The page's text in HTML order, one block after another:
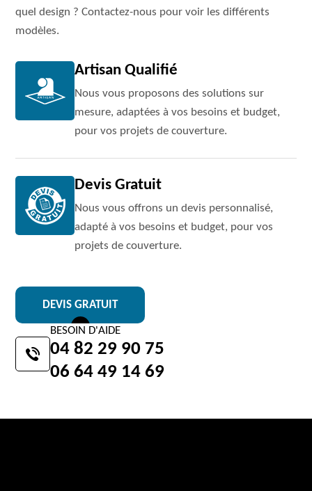
quel design ? Contactez-nous pour voir les différents
modèles.
Artisan Qualifié
Nous vous proposons des solutions sur
mesure, adaptées à vos besoins et budget,
pour vos projets de couverture.
Devis Gratuit
Nous vous offrons un devis personnalisé,
adapté à vos besoins et budget, pour vos
projets de couverture.
DEVIS GRATUIT
BESOIN D'AIDE
04 82 29 90 75
06 64 49 14 69